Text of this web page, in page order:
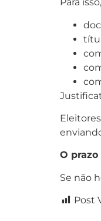
O
Se não
Post